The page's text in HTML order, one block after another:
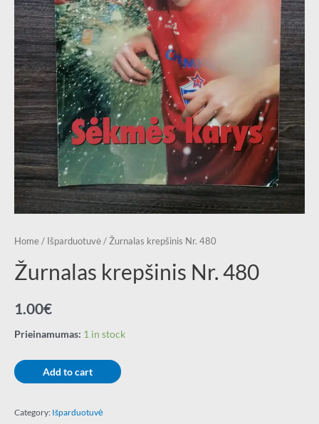
Home / Išparduotuvė / Žurnalas krepšinis Nr. 480
Žurnalas krepšinis Nr. 480
1.00€
Prieinamumas: 1 in stock
Add to cart
Category: Išparduotuvė